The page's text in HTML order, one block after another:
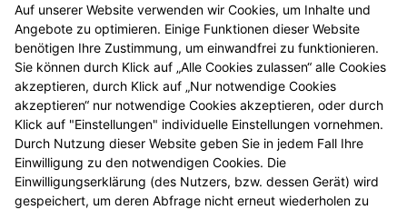
Kontakt Impressum
Datenschutz
Barrierefreiheit
© 2026 Salinen Apotheke
Auf unserer Website verwenden wir Cookies, um Inhalte und
Angebote zu optimieren. Einige Funktionen dieser Website
benötigen Ihre Zustimmung, um einwandfrei zu funktionieren.
Sie können durch Klick auf „Alle Cookies zulassen“ alle Cookies
akzeptieren, durch Klick auf „Nur notwendige Cookies
akzeptieren“ nur notwendige Cookies akzeptieren, oder durch
Klick auf "Einstellungen" individuelle Einstellungen vornehmen.
Durch Nutzung dieser Website geben Sie in jedem Fall Ihre
Einwilligung zu den notwendigen Cookies. Die
Einwilligungserklärung (des Nutzers, bzw. dessen Gerät) wird
gespeichert, um deren Abfrage nicht erneut wiederholen zu